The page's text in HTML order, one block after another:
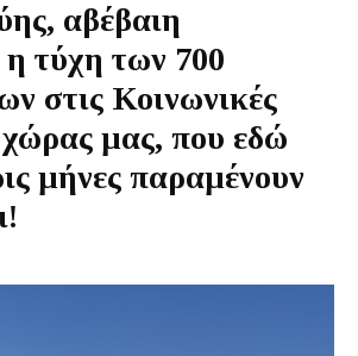
αβέβαιη
η τύχη των 700
στις Κοινωνικές
μας, που εδώ
μήνες παραμένουν